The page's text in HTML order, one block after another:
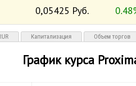
0,05425 Руб.
Капитализация Объем торгов
График курса